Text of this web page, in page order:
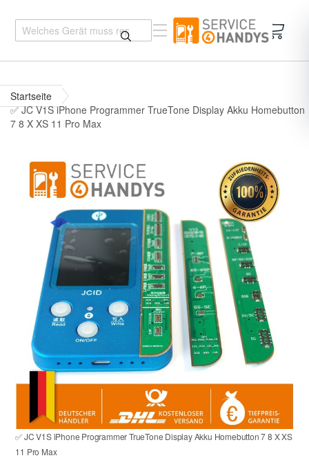
Startseite
✅ JC V1S iPhone Programmer TrueTone Display Akku Homebutton
7 8 X XS 11 Pro Max
✅ JC V1S iPhone Programmer TrueTone Display Akku Homebutton 7 8 X XS
11 Pro Max